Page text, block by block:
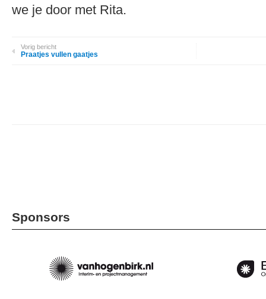
we je door met Rita.
Vorig bericht
Praatjes vullen gaatjes
Sponsors